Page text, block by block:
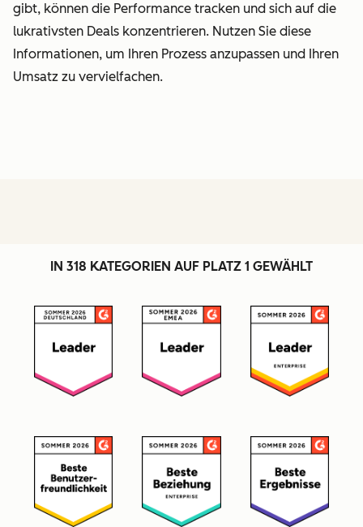
gibt, können die Performance tracken und sich auf die
lukrativsten Deals konzentrieren. Nutzen Sie diese
Informationen, um Ihren Prozess anzupassen und Ihren
Umsatz zu vervielfachen.
IN 318 KATEGORIEN AUF PLATZ 1 GEWÄHLT